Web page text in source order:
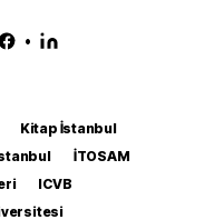
•
Kitap İstanbul
İTOSAM
ICVB